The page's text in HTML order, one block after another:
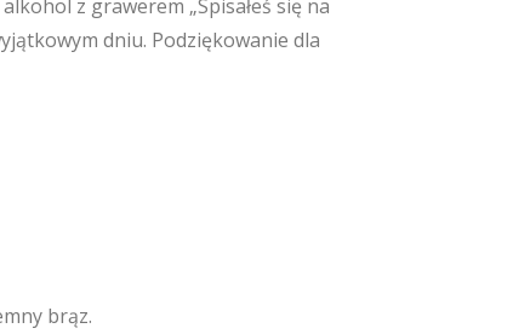
z grawerem „Spisałeś się na
dniu. Podziękowanie dla
brąz.